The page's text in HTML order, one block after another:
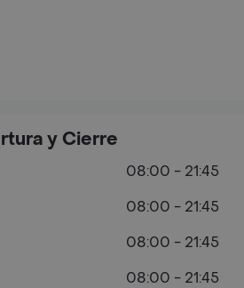
y Cierre
08:00 - 21:45
08:00 - 21:45
08:00 - 21:45
08:00 - 21:45